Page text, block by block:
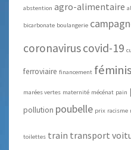
abstention agro-alimentaire
bicarbonate boulangerie
coronaviruscovid-19
ferroviaire financement
marées vertes maternité mécénat pain
pollution poubelle prix racisme
toilettes train transport